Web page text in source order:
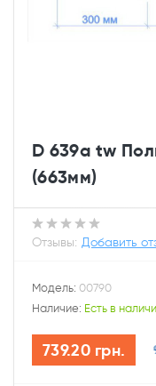
D 639a tw
(663мм)
Отзывы: Добавить
Модель: 00790
Наличие: Есть в
739.20 грн.